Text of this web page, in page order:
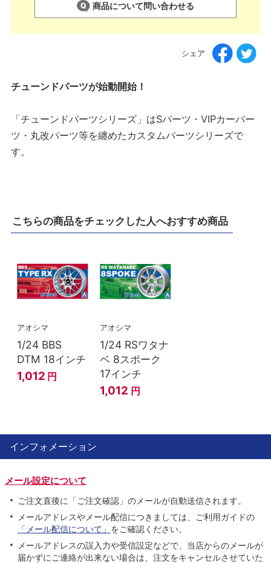
商品について問い合わせる
シェア
チューンドパーツが始動開始！
「チューンドパーツシリーズ」はSパーツ・VIPカーパー
ツ・丸改パーツ等を纏めたカスタムパーツシリーズで
す。
こちらの商品をチェックした人へおすすめ商品
アオシマ
1/24 BBS
DTM 18インチ
1,012 円
アオシマ
1/24 RSワタナ
ベ 8スポーク
17インチ
1,012 円
インフォメーション
メール設定について
ご注文直後に「ご注文確認」のメールが自動送信されます。
メールアドレスやメール配信につきましては、ご利用ガイドの
「メール配信について」 をご確認ください。
メールアドレスの誤入力や受信設定などで、当店からのメールが
届かずにご連絡が出来ない場合は、注文をキャンセルさせていた